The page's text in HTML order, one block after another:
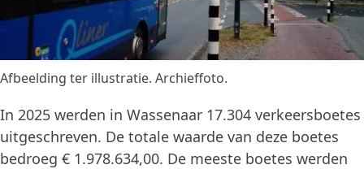
Afbeelding ter illustratie. Archieffoto.
In 2025 werden in Wassenaar 17.304 verkeersboetes
uitgeschreven. De totale waarde van deze boetes
bedroeg € 1.978.634,00. De meeste boetes werden